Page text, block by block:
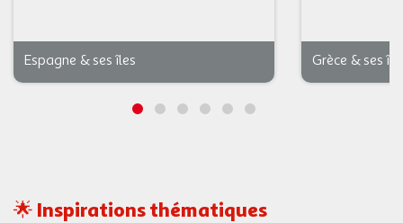
Espagne & ses îles Grèce & ses
🌟 Inspirations thématiques